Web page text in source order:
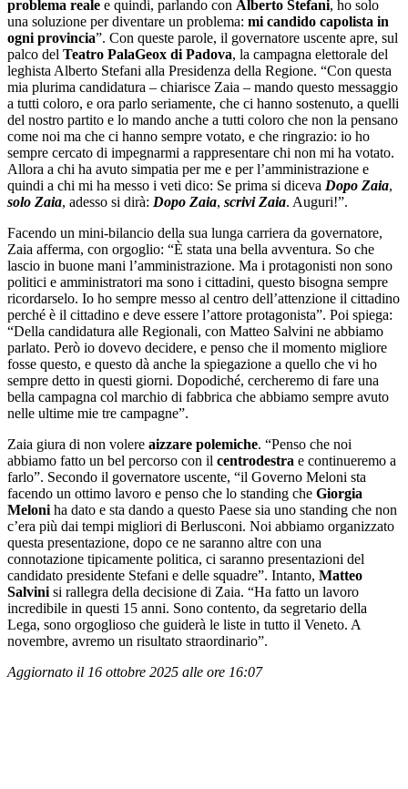
problema reale e quindi, parlando con Alberto Stefani, ho solo
una soluzione per diventare un problema: mi candido capolista in
ogni provincia”. Con queste parole, il governatore uscente apre, sul
palco del Teatro PalaGeox di Padova, la campagna elettorale del
leghista Alberto Stefani alla Presidenza della Regione. “Con questa
mia plurima candidatura – chiarisce Zaia – mando questo messaggio
a tutti coloro, e ora parlo seriamente, che ci hanno sostenuto, a quelli
del nostro partito e lo mando anche a tutti coloro che non la pensano
come noi ma che ci hanno sempre votato, e che ringrazio: io ho
sempre cercato di impegnarmi a rappresentare chi non mi ha votato.
Allora a chi ha avuto simpatia per me e per l’amministrazione e
quindi a chi mi ha messo i veti dico: Se prima si diceva Dopo Zaia,
solo Zaia, adesso si dirà: Dopo Zaia, scrivi Zaia. Auguri!”.
Facendo un mini-bilancio della sua lunga carriera da governatore,
Zaia afferma, con orgoglio: “È stata una bella avventura. So che
lascio in buone mani l’amministrazione. Ma i protagonisti non sono
politici e amministratori ma sono i cittadini, questo bisogna sempre
ricordarselo. Io ho sempre messo al centro dell’attenzione il cittadino
perché è il cittadino e deve essere l’attore protagonista”. Poi spiega:
“Della candidatura alle Regionali, con Matteo Salvini ne abbiamo
parlato. Però io dovevo decidere, e penso che il momento migliore
fosse questo, e questo dà anche la spiegazione a quello che vi ho
sempre detto in questi giorni. Dopodiché, cercheremo di fare una
bella campagna col marchio di fabbrica che abbiamo sempre avuto
nelle ultime mie tre campagne”.
Zaia giura di non volere aizzare polemiche. “Penso che noi
abbiamo fatto un bel percorso con il centrodestra e continueremo a
farlo”. Secondo il governatore uscente, “il Governo Meloni sta
facendo un ottimo lavoro e penso che lo standing che Giorgia
Meloni ha dato e sta dando a questo Paese sia uno standing che non
c’era più dai tempi migliori di Berlusconi. Noi abbiamo organizzato
questa presentazione, dopo ce ne saranno altre con una
connotazione tipicamente politica, ci saranno presentazioni del
candidato presidente Stefani e delle squadre”. Intanto, Matteo
Salvini si rallegra della decisione di Zaia. “Ha fatto un lavoro
incredibile in questi 15 anni. Sono contento, da segretario della
Lega, sono orgoglioso che guiderà le liste in tutto il Veneto. A
novembre, avremo un risultato straordinario”.
Aggiornato il 16 ottobre 2025 alle ore 16:07